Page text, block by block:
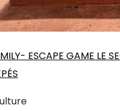
ESCAPE GAME LE